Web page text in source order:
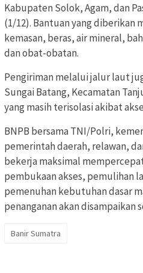
Kabupaten Solok, Agam, dan
(1/12). Bantuan yang diberikan
kemasan, beras, air mineral,
dan obat-obatan.
Pengiriman melalui jalur laut
Sungai Batang, Kecamatan
yang masih terisolasi akibat
BNPB bersama TNI/Polri,
pemerintah daerah, relawan,
bekerja maksimal
pembukaan akses, pemulihan
pemenuhan kebutuhan dasar
penanganan akan disampaikan
Banir Sumatra